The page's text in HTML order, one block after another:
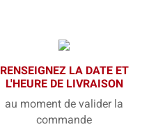
RENSEIGNEZ LA DATE ET
L'HEURE DE LIVRAISON
au moment de valider la
commande